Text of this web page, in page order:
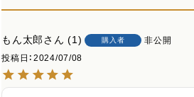
もん太郎 1 購入者
非公開
投稿日
2024/07/08